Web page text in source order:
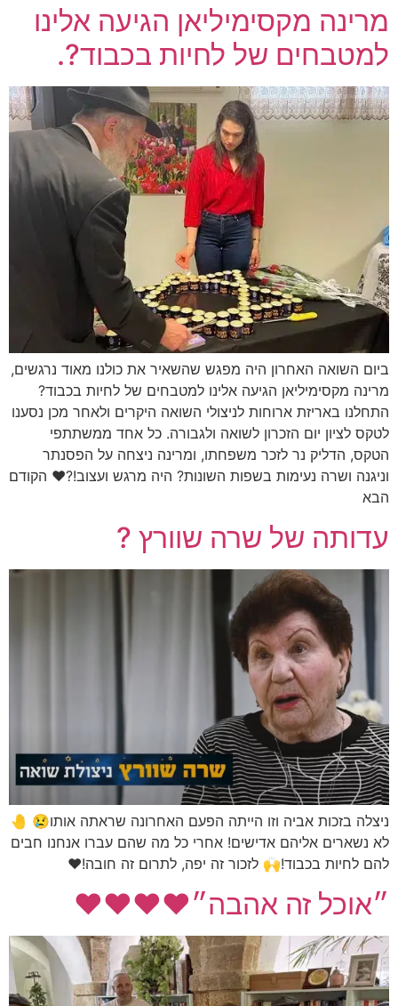
מרינה מקסימיליאן הגיעה אלינו
למטבחים של לחיות בכבוד?.
ביום השואה האחרון היה מפגש שהשאיר את כולנו מאוד נרגשים,
מרינה מקסימיליאן הגיעה אלינו למטבחים של לחיות בכבוד?
התחלנו באריזת ארוחות לניצולי השואה היקרים ולאחר מכן נסענו
לטקס לציון יום הזכרון לשואה ולגבורה. כל אחד ממשתתפי
הטקס, הדליק נר לזכר משפחתו, ומרינה ניצחה על הפסנתר
וניגנה ושרה נעימות בשפות השונות? היה מרגש ועצוב!?❤ הקודם
הבא
עדותה של שרה שוורץ ?
ניצלה בזכות אביה וזו הייתה הפעם האחרונה שראתה אותו😢 🤚
לא נשארים אליהם אדישים! אחרי כל מה שהם עברו אנחנו חבים
להם לחיות בכבוד!🙌 לזכור זה יפה, לתרום זה חובה!❤
״אוכל זה אהבה״❤️❤️❤️❤️